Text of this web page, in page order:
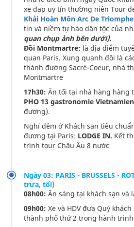
xe đạp uy tín thường niên Tour
Khải Hoàn Môn Arc De Triomphe
tin và niềm tự hào dân tộc của
quan chụp ảnh bên dưới).
Đồi Montmartre: là địa điểm
quan Paris. Xung quanh đồi là
thánh đường Sacré-Coeur, nhà
Montmartre
17h30: Ăn tối tại nhà hàng hàng
PHO 13 gastronomie
đương).
Nghỉ đêm ở Khách sạn tiêu
đương tại Paris: LODGE IN. Kết
trình tour Châu Âu 8 nước
Ngày 03: PARIS - BRUSSELS -
trưa, tối)
08h00: Ăn sáng tại khách sạn và
09h00: Xe và HDV đưa Quý
thành phố thứ 2 trong hành trình